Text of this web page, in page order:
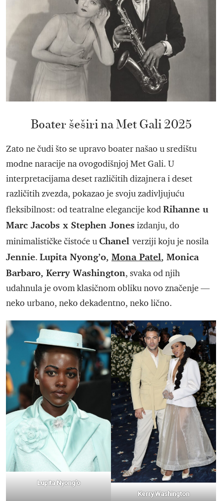
Boater šeširi na Met Gali 2025
Zato ne čudi što se upravo boater našao u središtu
modne naracije na ovogodišnjoj Met Gali. U
interpretacijama deset različitih dizajnera i deset
različitih zvezda, pokazao je svoju zadivljujuću
fleksibilnost: od teatralne elegancije kodRihanne u
Marc Jacobs x Stephen Jones izdanju, do
minimalističke čistoće uChanel verziji koju je nosila
Jennie. Lupita Nyong’o, Mona Patel, Monica
Barbaro, Kerry Washington, svaka od njih
udahnula je ovom klasičnom obliku novo značenje —
neko urbano, neko dekadentno, neko lično.
Lupita Nyong’o
Kerry Washington